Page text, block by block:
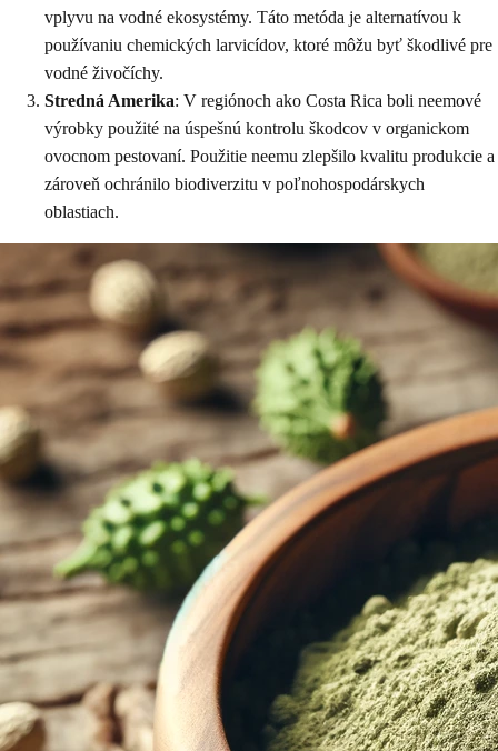
vplyvu na vodné ekosystémy. Táto metóda je alternatívou k
používaniu chemických larvicídov, ktoré môžu byť škodlivé pre
vodné živočíchy.
Stredná Amerika: V regiónoch ako Costa Rica boli neemové
výrobky použité na úspešnú kontrolu škodcov v organickom
ovocnom pestovaní. Použitie neemu zlepšilo kvalitu produkcie a
zároveň ochránilo biodiverzitu v poľnohospodárskych
oblastiach.